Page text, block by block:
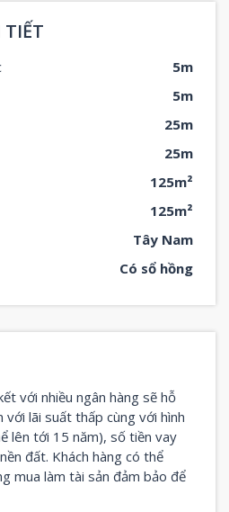
5m
5m
25m
25m
125m²
125m²
Tây Nam
Có sổ hồng
với nhiều ngân hàng sẽ hỗ
với lãi suất thấp cùng với hình
lên tới 15 năm), số tiền vay
đất. Khách hàng có thể
mua làm tài sản đảm bảo để